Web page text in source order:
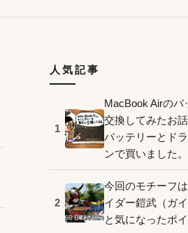
人気記事
1
MacBook Airの
交換してみたお
バッテリーとド
ンで買いました。
2
今回のモチーフ
イダー鎧武（ガ
と気になったポ